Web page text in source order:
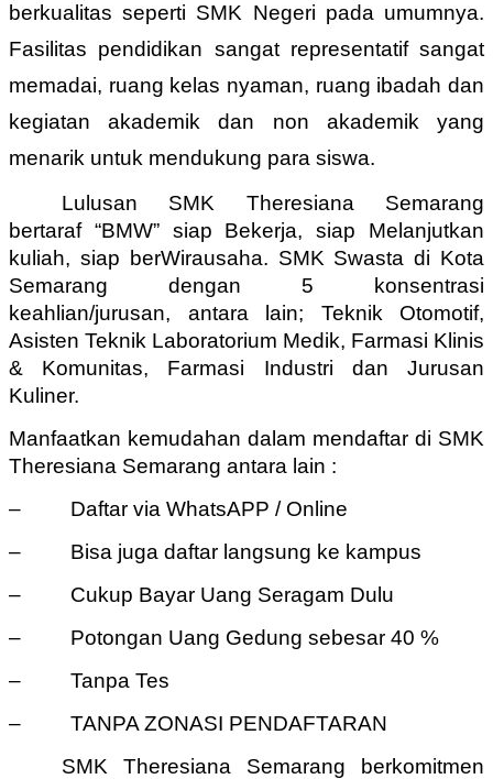
berkualitas seperti SMK Negeri pada umumnya.
Fasilitas pendidikan sangat representatif sangat
memadai, ruang kelas nyaman, ruang ibadah dan
kegiatan akademik dan non akademik yang
menarik untuk mendukung para siswa.
Lulusan SMK Theresiana Semarang
bertaraf “BMW” siap Bekerja, siap Melanjutkan
kuliah, siap berWirausaha. SMK Swasta di Kota
Semarang dengan 5 konsentrasi
keahlian/jurusan, antara lain; Teknik Otomotif,
Asisten Teknik Laboratorium Medik, Farmasi Klinis
& Komunitas, Farmasi Industri dan Jurusan
Kuliner.
Manfaatkan kemudahan dalam mendaftar di SMK
Theresiana Semarang antara lain :
– Daftar via WhatsAPP / Online
– Bisa juga daftar langsung ke kampus
– Cukup Bayar Uang Seragam Dulu
– Potongan Uang Gedung sebesar 40 %
– Tanpa Tes
– TANPA ZONASI PENDAFTARAN
SMK Theresiana Semarang berkomitmen